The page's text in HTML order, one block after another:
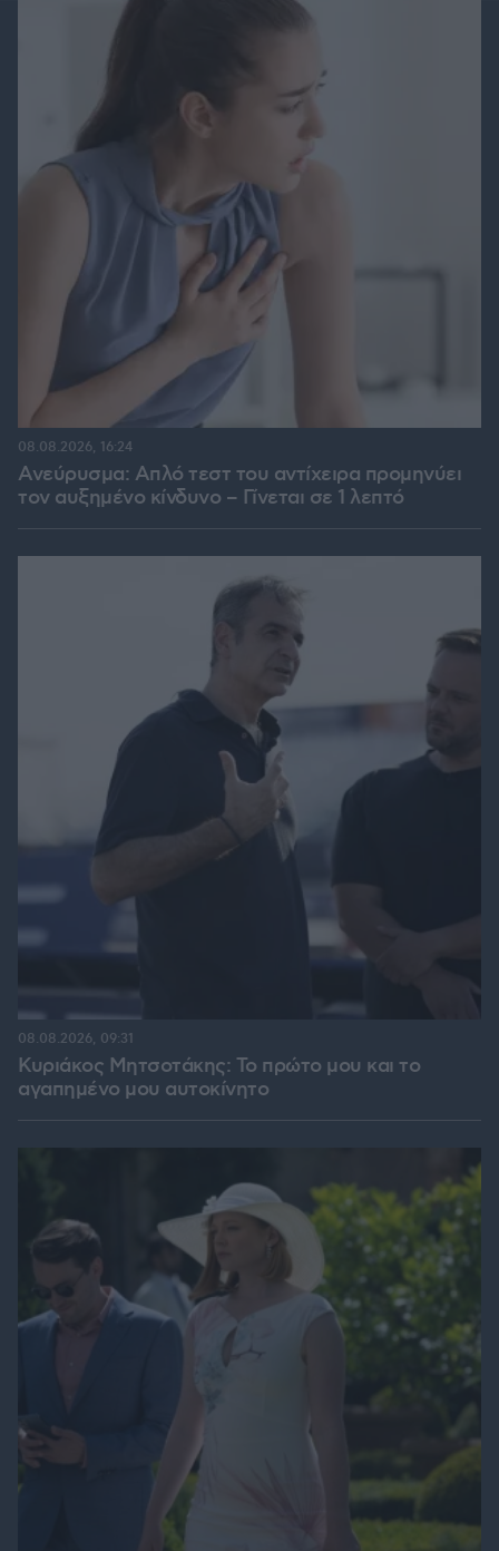
Ανεύρυσμα: Απλό τεστ του αντίχειρα προμηνύει
τον αυξημένο κίνδυνο – Γίνεται σε 1 λεπτό
08.08.2026, 16:24
Κυριάκος Μητσοτάκης: Το πρώτο μου και το
αγαπημένο μου αυτοκίνητο
08.08.2026, 09:31